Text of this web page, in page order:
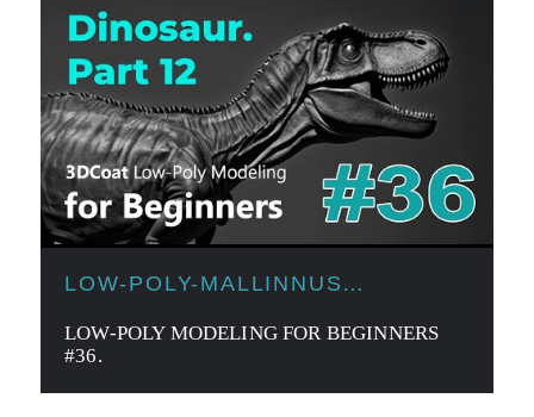
LOW-POLY-MALLINNUS
LOW-POLY MODELING FOR BEGINNERS
#36.